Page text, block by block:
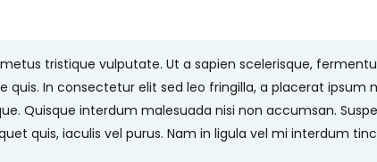
tristique vulputate. Ut a sapien scelerisque,
quis. In consectetur elit sed leo fringilla, a placerat ipsum
Quisque interdum malesuada nisi non accumsan.
quis, iaculis vel purus. Nam in ligula vel mi interdum